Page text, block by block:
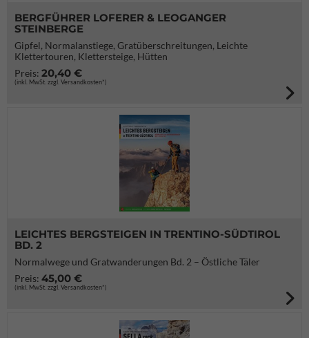
BERGFÜHRER LOFERER & LEOGANGER
STEINBERGE
Gipfel, Normalanstiege, Gratüberschreitungen, Leichte
Klettertouren, Klettersteige, Hütten
Preis: 20,40 €
(inkl. MwSt. zzgl. Versandkosten*)
LEICHTES BERGSTEIGEN IN TRENTINO-SÜDTIROL
BD. 2
Normalwege und Gratwanderungen Bd. 2 – Östliche Täler
Preis: 45,00 €
(inkl. MwSt. zzgl. Versandkosten*)